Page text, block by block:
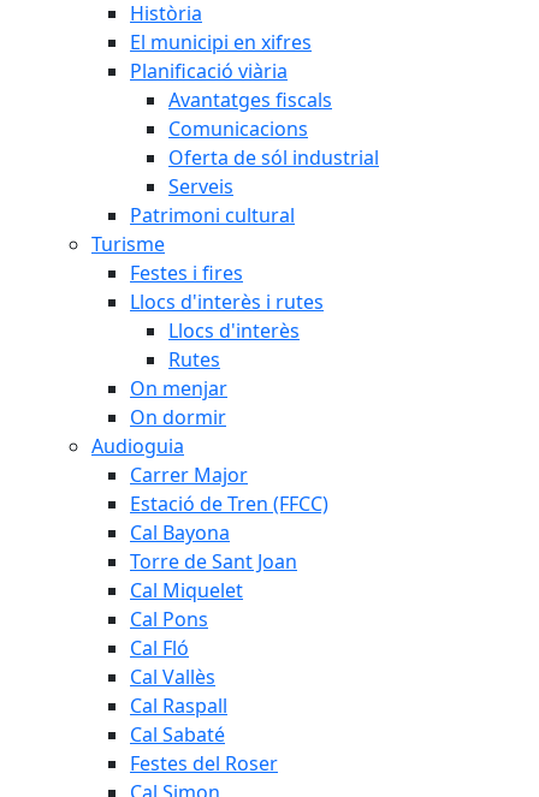
Història
El municipi en xifres
Planificació viària
Avantatges fiscals
Comunicacions
Oferta de sól industrial
Serveis
Patrimoni cultural
Turisme
Festes i fires
Llocs d'interès i rutes
Llocs d'interès
Rutes
On menjar
On dormir
Audioguia
Carrer Major
Estació de Tren (FFCC)
Cal Bayona
Torre de Sant Joan
Cal Miquelet
Cal Pons
Cal Fló
Cal Vallès
Cal Raspall
Cal Sabaté
Festes del Roser